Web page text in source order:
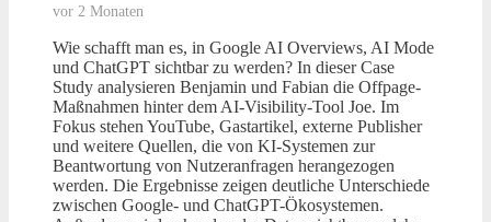
vor 2 Monaten
Wie schafft man es, in Google AI Overviews, AI Mode
und ChatGPT sichtbar zu werden? In dieser Case
Study analysieren Benjamin und Fabian die Offpage-
Maßnahmen hinter dem AI-Visibility-Tool Joe. Im
Fokus stehen YouTube, Gastartikel, externe Publisher
und weitere Quellen, die von KI-Systemen zur
Beantwortung von Nutzeranfragen herangezogen
werden. Die Ergebnisse zeigen deutliche Unterschiede
zwischen Google- und ChatGPT-Ökosystemen.